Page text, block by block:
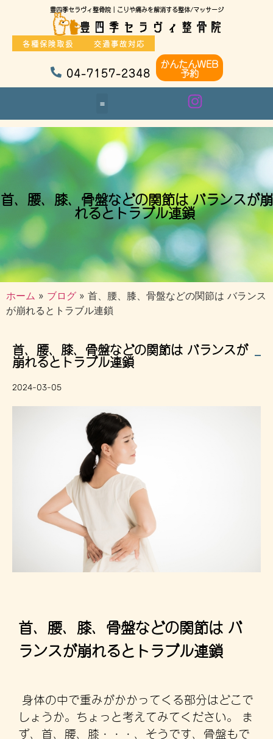
豊四季セラヴィ整骨院｜こりや痛みを解消する整体/マッサージ
各種保険取扱 交通事故対応
04-7157-2348
かんたんWEB
予約
首、腰、膝、骨盤などの関節は バランスが崩
れるとトラブル連鎖
ホーム » ブログ » 首、腰、膝、骨盤などの関節は バランス
が崩れるとトラブル連鎖
首、腰、膝、骨盤などの関節は バランスが
崩れるとトラブル連鎖
2024-03-05
首、腰、膝、骨盤などの関節は バ
ランスが崩れるとトラブル連鎖
身体の中で重みがかかってくる部分はどこで
しょうか。ちょっと考えてみてください。 ま
ず、首、腰、膝・・・、そうです、骨盤もで